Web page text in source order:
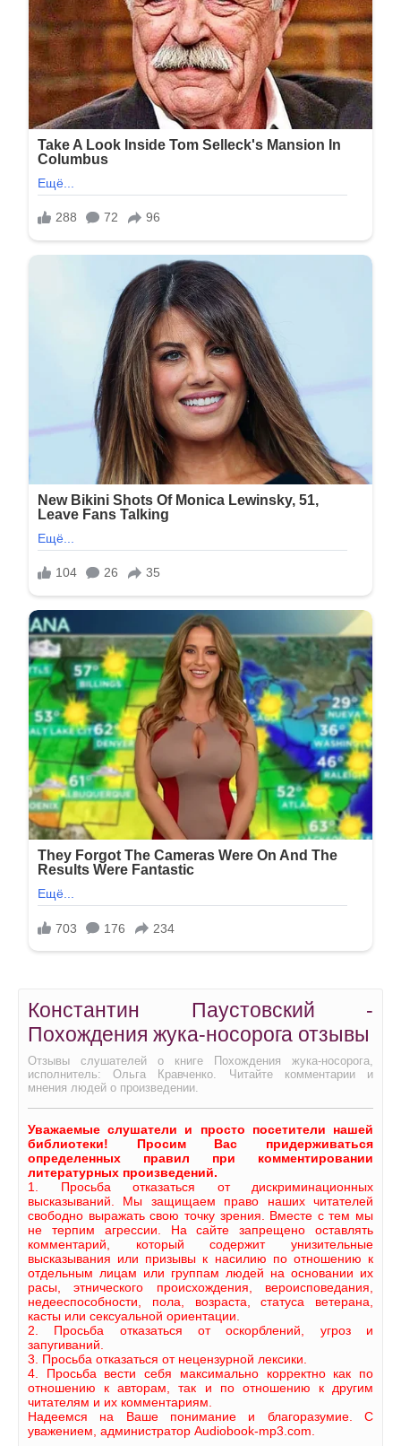
Константин Паустовский -
Похождения жука-носорога отзывы
Отзывы слушателей о книге Похождения жука-носорога,
исполнитель: Ольга Кравченко. Читайте комментарии и
мнения людей о произведении.
Уважаемые слушатели и просто посетители нашей
библиотеки! Просим Вас придерживаться
определенных правил при комментировании
литературных произведений.
1. Просьба отказаться от дискриминационных
высказываний. Мы защищаем право наших читателей
свободно выражать свою точку зрения. Вместе с тем мы
не терпим агрессии. На сайте запрещено оставлять
комментарий, который содержит унизительные
высказывания или призывы к насилию по отношению к
отдельным лицам или группам людей на основании их
расы, этнического происхождения, вероисповедания,
недееспособности, пола, возраста, статуса ветерана,
касты или сексуальной ориентации.
2. Просьба отказаться от оскорблений, угроз и
запугиваний.
3. Просьба отказаться от нецензурной лексики.
4. Просьба вести себя максимально корректно как по
отношению к авторам, так и по отношению к другим
читателям и их комментариям.
Надеемся на Ваше понимание и благоразумие. С
уважением, администратор Audiobook-mp3.com.